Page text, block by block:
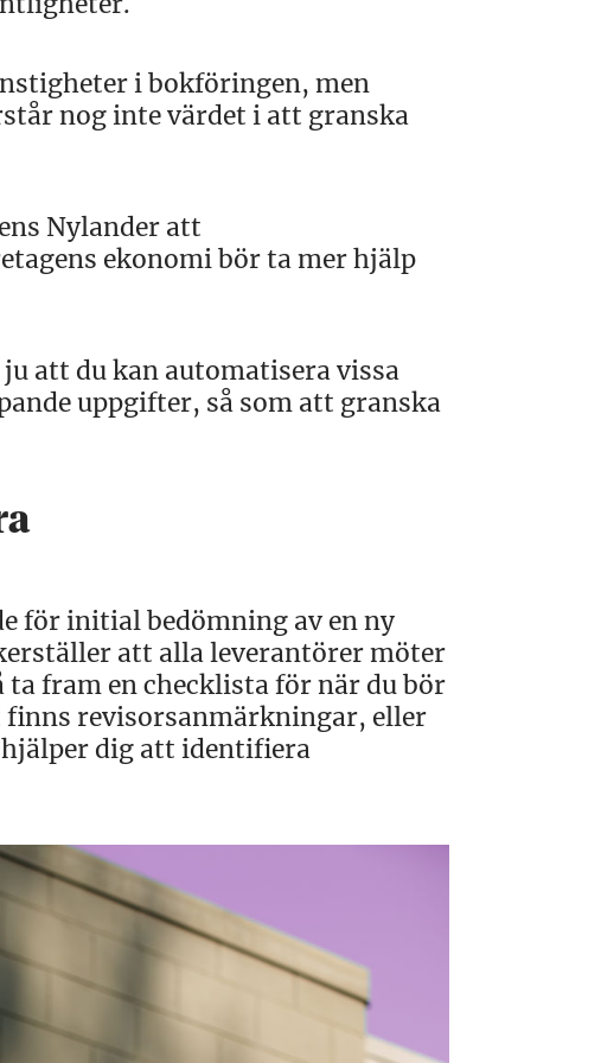
i bokföringen, men
nog inte värdet i att granska
Nylander att
ekonomi bör ta mer hjälp
att du kan automatisera vissa
uppgifter, så som att granska
för initial bedömning av en ny
att alla leverantörer möter
fram en checklista för när du bör
finns revisorsanmärkningar, eller
dig att identifiera